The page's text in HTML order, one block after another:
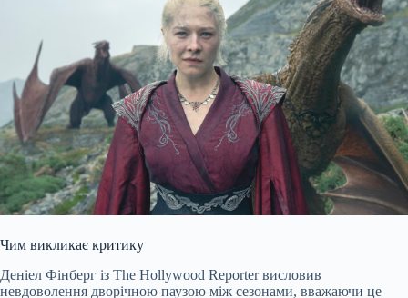
Чим викликає критику
Деніел Фінберг із The Hollywood Reporter висловив
невдоволення дворічною паузою між сезонами, вважаючи це